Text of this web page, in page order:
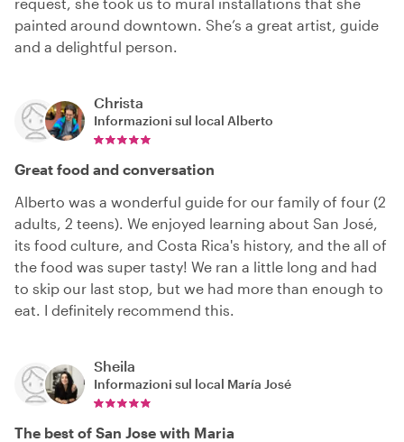
painted around downtown. She’s a great artist, guide
and a delightful person.
Christa
Informazioni sul local Alberto
Great food and conversation
Alberto was a wonderful guide for our family of four (2
adults, 2 teens). We enjoyed learning about San José,
its food culture, and Costa Rica's history, and the all of
the food was super tasty! We ran a little long and had
to skip our last stop, but we had more than enough to
eat. I definitely recommend this.
Sheila
Informazioni sul local María José
The best of San Jose with Maria